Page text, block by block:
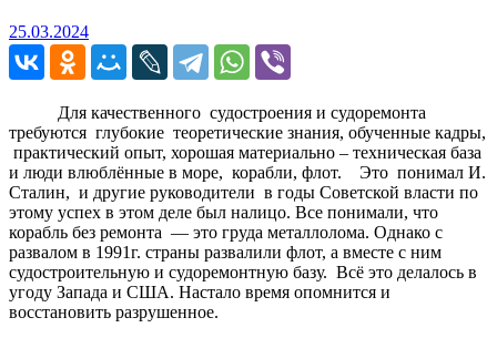
25.03.202425.03.2024
Для качественного судостроения и судоремонта
требуются глубокие теоретические знания, обученные кадры,
практический опыт, хорошая материально – техническая база
и люди влюблённые в море, корабли, флот. Это понимал И.
Сталин, и другие руководители в годы Советской власти по
этому успех в этом деле был налицо. Все понимали, что
корабль без ремонта — это груда металлолома. Однако с
развалом в 1991г. страны развалили флот, а вместе с ним
судостроительную и судоремонтную базу. Всё это делалось в
угоду Запада и США. Настало время опомнится и
восстановить разрушенное.